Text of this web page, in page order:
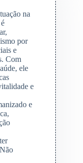
na
por
e
Com
ele
e
e